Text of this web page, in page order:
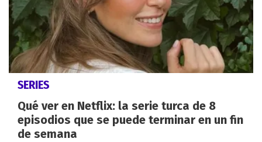
SERIES
Qué ver en Netflix: la serie turca de 8
episodios que se puede terminar en un fin
de semana